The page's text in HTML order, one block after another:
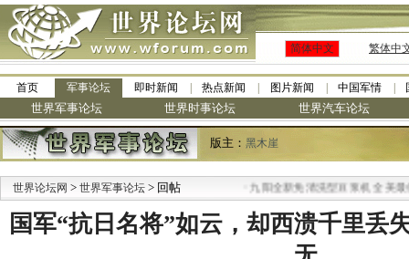
简体中文 繁体中
首页 军事论坛 即时新闻 热点新闻 图片新闻 中国军情
世界军事论坛 世界时事论坛 世界汽车论坛
版主： 黑木崖
世界论坛网 > 世界军事论坛 > 回帖 九阳全新免清洗型豆浆机 全美最低
国军“抗日名将”如云，却西溃千里丢